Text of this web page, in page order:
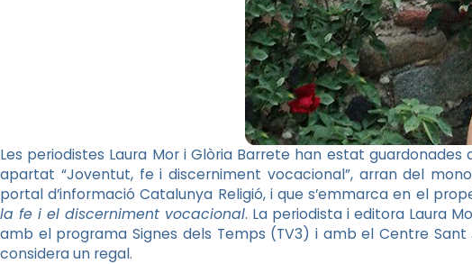
Les periodistes Laura Mor i Glòria Barrete han estat guardonades
apartat “Joventut, fe i discerniment vocacional”, arran del
portal d’informació Catalunya Religió, i que s’emmarca en el
la fe i el discerniment vocacional. La periodista i editora Laura
amb el programa Signes dels Temps (TV3) i amb el Centre
considera un regal.